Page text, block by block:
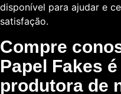
disponível para ajudar e
satisfação.
Compre
Papel Fakes
produtora de